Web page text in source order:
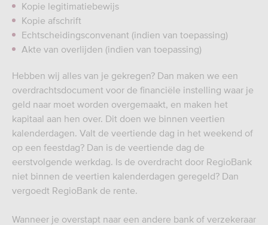
Kopie legitimatiebewijs
Kopie afschrift
Echtscheidingsconvenant (indien van toepassing)
Akte van overlijden (indien van toepassing)
Hebben wij alles van je gekregen? Dan maken we een
overdrachtsdocument voor de financiële instelling waar je
geld naar moet worden overgemaakt, en maken het
kapitaal aan hen over. Dit doen we binnen veertien
kalenderdagen. Valt de veertiende dag in het weekend of
op een feestdag? Dan is de veertiende dag de
eerstvolgende werkdag. Is de overdracht door RegioBank
niet binnen de veertien kalenderdagen geregeld? Dan
vergoedt RegioBank de rente.
Wanneer je overstapt naar een andere bank of verzekeraar